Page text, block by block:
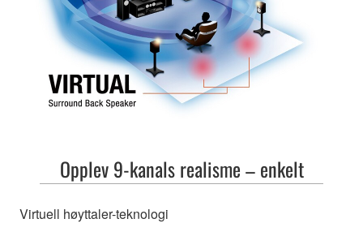
Opplev 9-kanals realisme – enkelt
Virtuell høyttaler-teknologi